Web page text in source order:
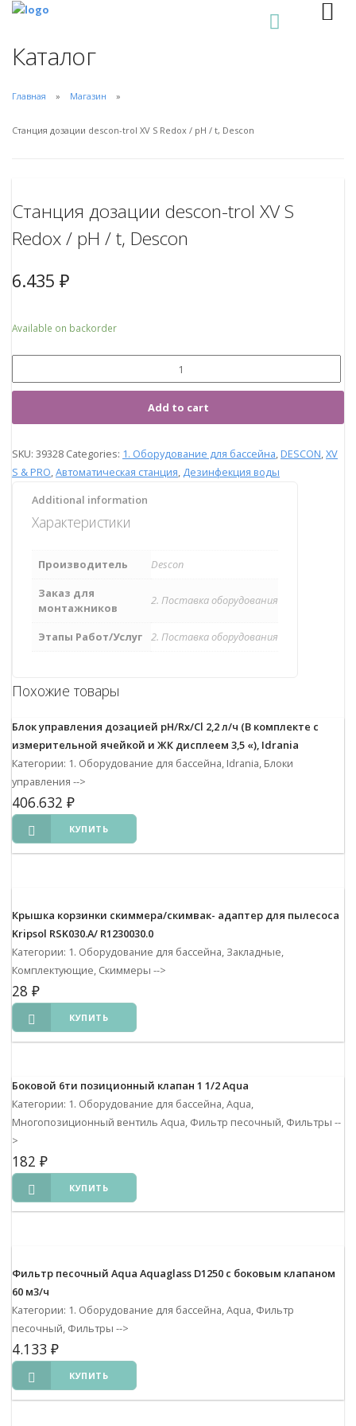
Каталог
Главная Магазин
Станция дозации descon-trol XV S Redox / pH / t, Descon
Станция дозации descon-trol XV S
Redox / pH / t, Descon
6.435 ₽
Available on backorder
Add to cart
SKU: 39328 Categories: 1. Оборудование для бассейна DESCON XV
S & PRO Автоматическая станция Дезинфекция воды
Additional information
Характеристики
Производитель
Descon
Заказ для
монтажников
2. Поставка оборудования
Этапы Работ/Услуг 2. Поставка оборудования
Похожие товары
Блок управления дозацией pH/Rx/Cl 2,2 л/ч (В комплекте с
измерительной ячейкой и ЖК дисплеем 3,5 «), Idrania
Категории: 1. Оборудование для бассейна, Idrania, Блоки
управления -->
406.632 ₽
КУПИТЬ
Крышка корзинки скиммера/скимвак- адаптер для пылесоса
Kripsol RSK030.A/ R1230030.0
Категории: 1. Оборудование для бассейна, Закладные,
Комплектующие, Скиммеры -->
28 ₽
КУПИТЬ
Боковой 6ти позиционный клапан 1 1/2 Aqua
Категории: 1. Оборудование для бассейна, Aqua,
Многопозиционный вентиль Aqua, Фильтр песочный, Фильтры --
>
182 ₽
КУПИТЬ
Фильтр песочный Aqua Aquaglass D1250 с боковым клапаном
60 м3/ч
Категории: 1. Оборудование для бассейна, Aqua, Фильтр
песочный, Фильтры -->
4.133 ₽
КУПИТЬ